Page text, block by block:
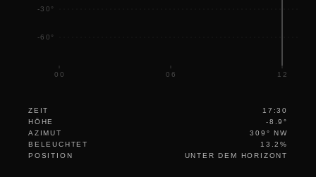
-30°
-60°
00 06 12
ZEIT
17:30
HÖHE
-8.9°
AZIMUT
309° NW
BELEUCHTET
13.2%
POSITION
UNTER DEM HORIZONT